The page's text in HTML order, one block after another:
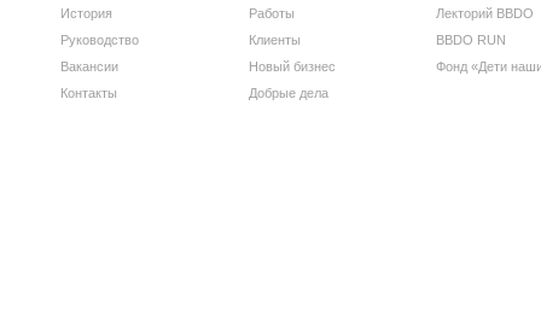
История
Руководство
Вакансии
Контакты
Работы
Клиенты
Новый бизнес
Добрые дела
Лекторий BBDO
BBDO RUN
Фонд «Дети